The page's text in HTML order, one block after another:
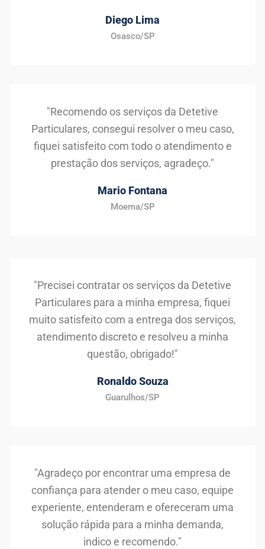
Diego Lima
Osasco/SP
"Recomendo os serviços da Detetive
Particulares, consegui resolver o meu caso,
fiquei satisfeito com todo o atendimento e
prestação dos serviços, agradeço."
Mario Fontana
Moema/SP
"Precisei contratar os serviços da Detetive
Particulares para a minha empresa, fiquei
muito satisfeito com a entrega dos serviços,
atendimento discreto e resolveu a minha
questão, obrigado!"
Ronaldo Souza
Guarulhos/SP
"Agradeço por encontrar uma empresa de
confiança para atender o meu caso, equipe
experiente, entenderam e ofereceram uma
solução rápida para a minha demanda,
indico e recomendo."